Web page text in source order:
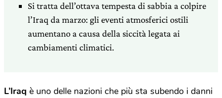
Si tratta dell’ottava tempesta di sabbia a colpire
l’Iraq da marzo: gli eventi atmosferici ostili
aumentano a causa della siccità legata ai
cambiamenti climatici.
L’Iraq è uno delle nazioni che più sta subendo i danni